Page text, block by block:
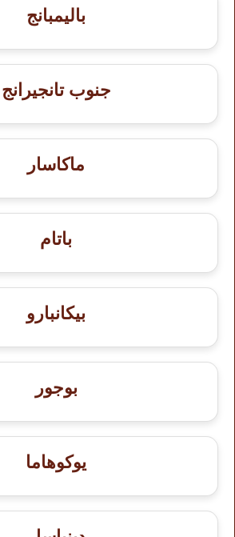
باليمبانج
جنوب تانجيرانج
ماكاسار
باتام
بيكانبارو
بوجور
يوكوهاما